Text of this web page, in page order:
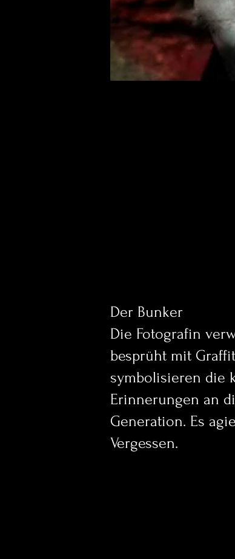
Der Bunker
Die Fotografin
besprüht mit
symbolisieren die
Erinnerungen an
Generation. Es
Vergessen.